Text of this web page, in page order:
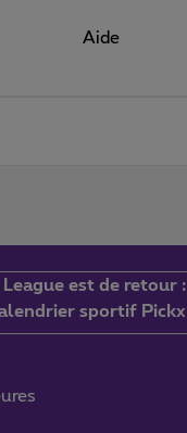
Aide
est de retour :
sportif Pickx